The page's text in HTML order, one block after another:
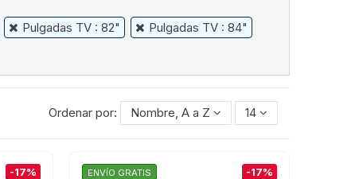
Pulgadas TV : 82"
Pulgadas TV : 84"
Ordenar por: Nombre, A a Z 14
-17% ENVÍO GRATIS -17%